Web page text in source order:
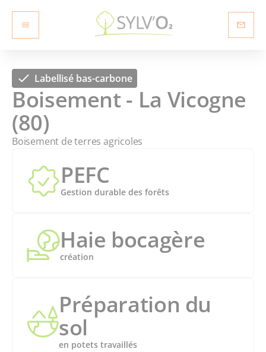
Labellisé bas-carbone
Boisement - La Vicogne
(80)
Boisement de terres agricoles
PEFC
Gestion durable des forêts
Haie bocagère
création
Préparation du
sol
en potets travaillés